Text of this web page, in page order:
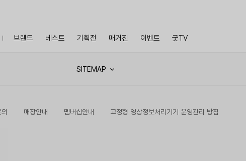
브랜드 베스트 기획전 매거진 이벤트 굿TV
SITEMAP
매장안내 멤버십안내 고정형 영상정보처리기기 운영관리 방침